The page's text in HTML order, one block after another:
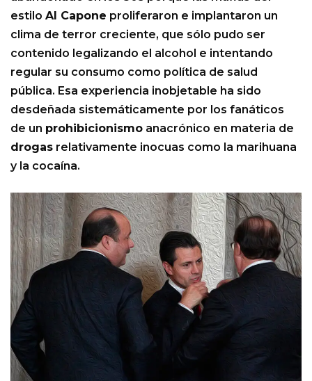
estilo Al Capone proliferaron e implantaron un
clima de terror creciente, que sólo pudo ser
contenido legalizando el alcohol e intentando
regular su consumo como política de salud
pública. Esa experiencia inobjetable ha sido
desdeñada sistemáticamente por los fanáticos
de un prohibicionismo anacrónico en materia de
drogas relativamente inocuas como la marihuana
y la cocaína.